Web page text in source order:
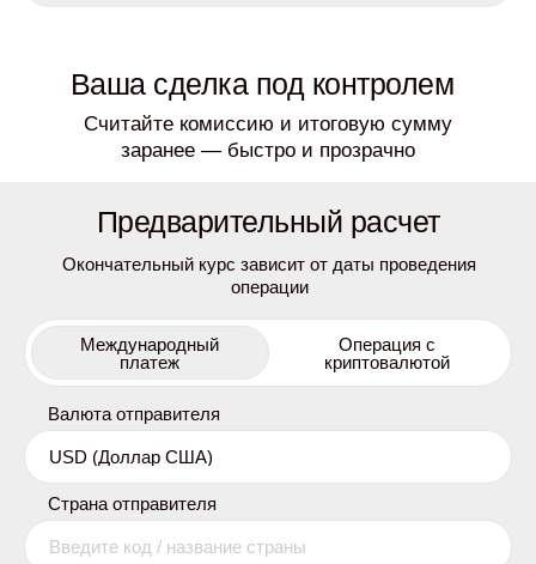
Ваша сделка под контролем
Считайте комиссию и итоговую сумму
заранее — быстро и прозрачно
Предварительный расчет
Окончательный курс зависит от даты проведения
операции
Международный
платеж
Операция с
криптовалютой
Валюта отправителя
Страна отправителя